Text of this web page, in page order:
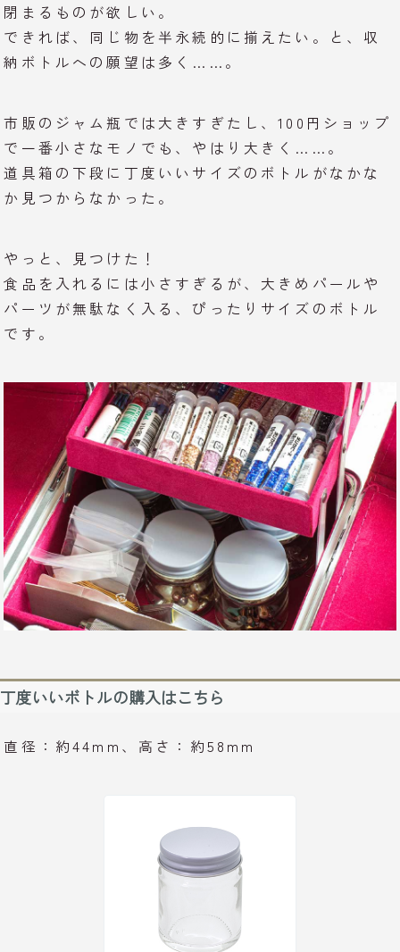
閉まるものが欲しい。
できれば、同じ物を半永続的に揃えたい。と、収
納ボトルへの願望は多く……。
市販のジャム瓶では大きすぎたし、100円ショップ
で一番小さなモノでも、やはり大きく……。
道具箱の下段に丁度いいサイズのボトルがなかな
か見つからなかった。
やっと、見つけた！
食品を入れるには小さすぎるが、大きめパールや
パーツが無駄なく入る、ぴったりサイズのボトル
です。
丁度いいボトルの購入はこちら
直径：約44mm、高さ：約58mm